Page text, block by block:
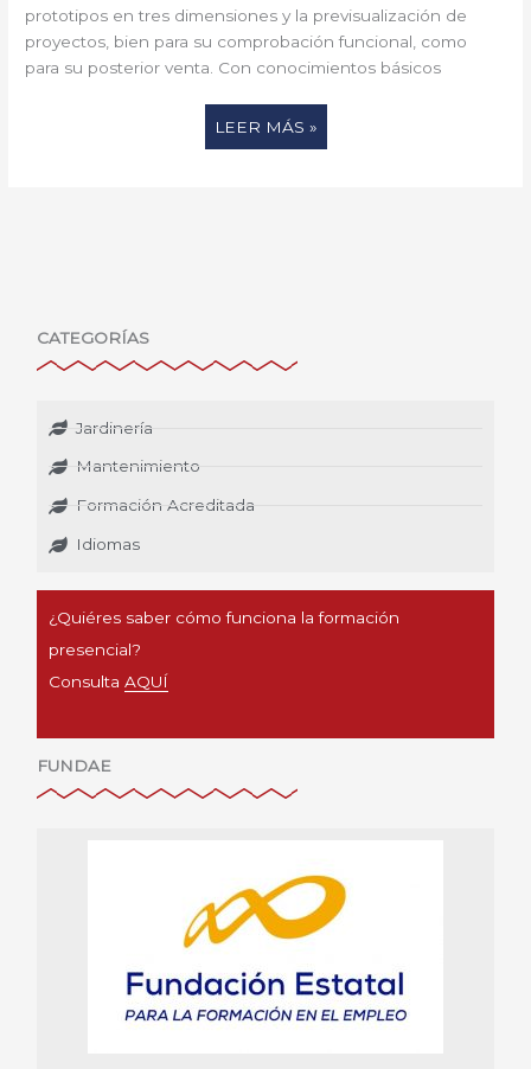
prototipos en tres dimensiones y la previsualización de
proyectos, bien para su comprobación funcional, como
para su posterior venta. Con conocimientos básicos
LEER MÁS »
CATEGORÍAS
Jardinería
Mantenimiento
Formación Acreditada
Idiomas
¿Quiéres saber cómo funciona la formación
presencial?
ConsultaAQUÍ
FUNDAE